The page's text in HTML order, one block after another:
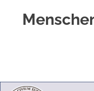
Geborene